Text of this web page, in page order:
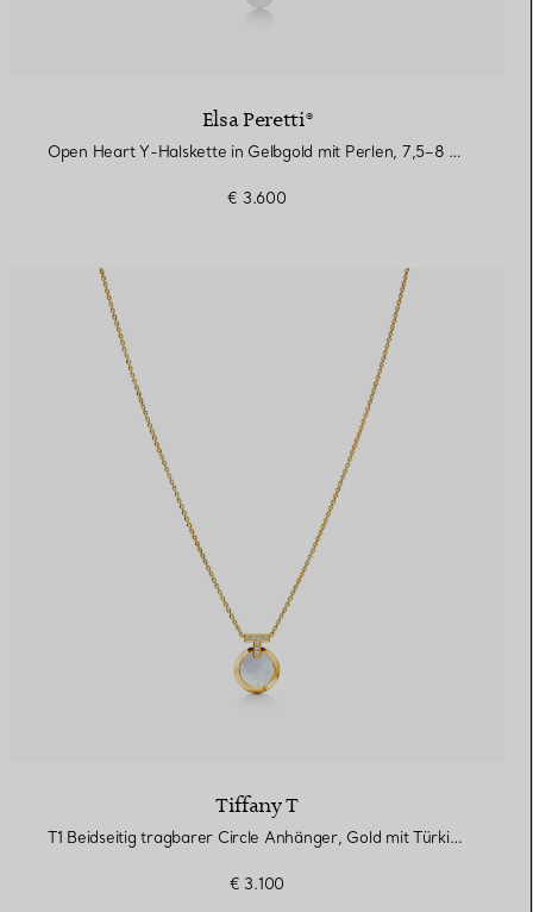
Elsa Peretti®
Open Heart Y-Halskette in Gelbgold mit Perlen, 7,5–8 mm
€ 3.600
Tiffany T
T1 Beidseitig tragbarer Circle Anhänger, Gold mit Türkis und Perlmutt
€ 3.100